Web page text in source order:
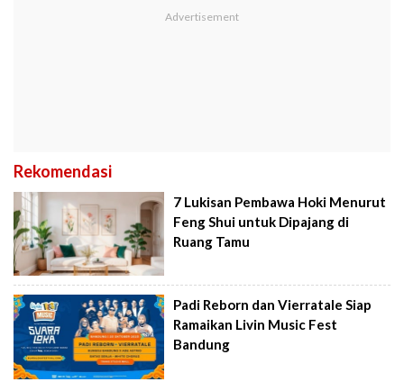
Rekomendasi
7 Lukisan Pembawa Hoki Menurut
Feng Shui untuk Dipajang di
Ruang Tamu
Padi Reborn dan Vierratale Siap
Ramaikan Livin Music Fest
Bandung